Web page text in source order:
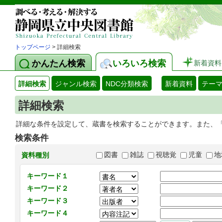
トップページ > 詳細検索
かんたん検索 いろいろ検索 新着資料
詳細検索 ジャンル検索 NDC分類検索 新着資料 テー
詳細検索
詳細な条件を設定して、蔵書を検索することができます。また
検索条件
資料種別 図書 雑誌 視聴覚 児童
キーワード１
キーワード２
キーワード３
キーワード４